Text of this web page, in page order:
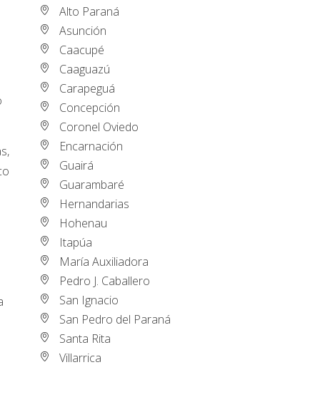
Alto Paraná
Asunción
Caacupé
Caaguazú
Carapeguá
Concepción
Coronel Oviedo
Encarnación
Guairá
Guarambaré
Hernandarias
Hohenau
Itapúa
María Auxiliadora
Pedro J. Caballero
San Ignacio
San Pedro del Paraná
Santa Rita
Villarrica